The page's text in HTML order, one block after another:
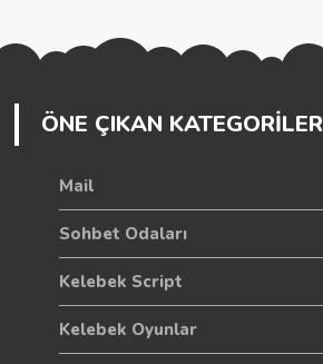
ÖNE ÇIKAN KATEGORİLER
Mail
Sohbet Odaları
Kelebek Script
Kelebek Oyunlar